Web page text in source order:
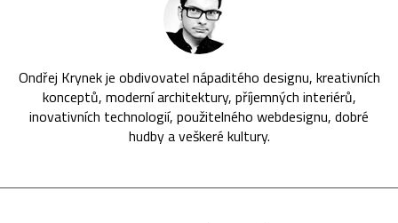
Ondřej Krynek je obdivovatel nápaditého designu, kreativních
konceptů, moderní architektury, příjemných interiérů,
inovativních technologií, použitelného webdesignu, dobré
hudby a veškeré kultury.